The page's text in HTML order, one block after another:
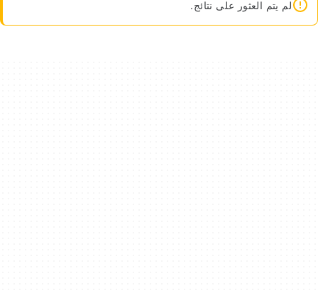
لم يتم العثور على نتائج.